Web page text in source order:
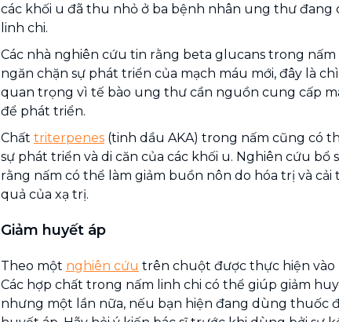
các khối u đã thu nhỏ ở ba bệnh nhân ung thư đang
linh chi.
Các nhà nghiên cứu tin rằng beta glucans trong nấm
ngăn chặn sự phát triển của mạch máu mới, đây là
quan trọng vì tế bào ung thư cần nguồn cung cấp
để phát triển.
Chất triterpenes (tinh dầu AKA) trong nấm cũng có
sự phát triển và di căn của các khối u. Nghiên cứu bổ
rằng nấm có thể làm giảm buồn nôn do hóa trị và cải
quả của xạ trị.
Giảm huyết áp
Theo một nghiên cứu trên chuột được thực hiện vào
Các hợp chất trong nấm linh chi có thể giúp giảm
nhưng một lần nữa, nếu bạn hiện đang dùng thuốc